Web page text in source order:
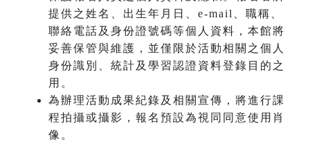
提供之姓名、出生年月日、e-mail、職稱、
聯絡電話及身份證號碼等個人資料，本館將
妥善保管與維護，並僅限於活動相關之個人
身份識別、統計及學習認證資料登錄目的之
用。
為辦理活動成果紀錄及相關宣傳，將進行課
程拍攝或攝影，報名預設為視同同意使用肖
像。